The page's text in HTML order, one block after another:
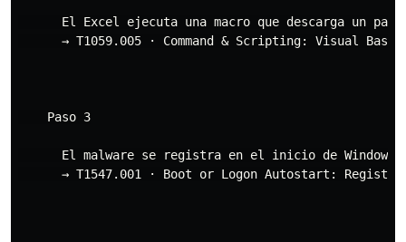
El Excel ejecuta una macro que descarga un
→ T1059.005 · Command & Scripting: Visual
    Paso 3
El malware se registra en el inicio de Windows
→ T1547.001 · Boot or Logon Autostart: